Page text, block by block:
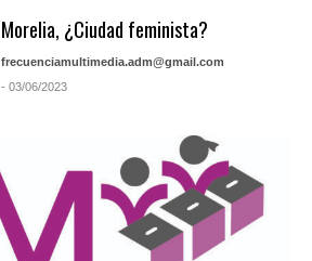
Morelia, ¿Ciudad feminista?
frecuenciamultimedia.adm@gmail.com
- 03/06/2023